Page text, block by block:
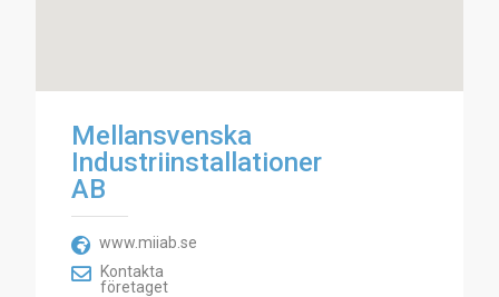
Mellansvenska
Industriinstallationer
AB
www.miiab.se
Kontakta
företaget